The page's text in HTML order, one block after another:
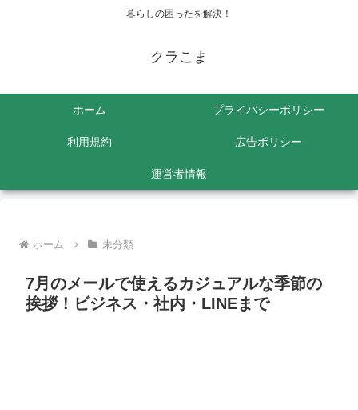
暮らしの困ったを解決！
クラこま
ホーム プライバシーポリシー
利用規約 広告ポリシー
運営者情報
ホーム 未分類
7月のメールで使えるカジュアルな季節の
挨拶！ビジネス・社内・LINEまで